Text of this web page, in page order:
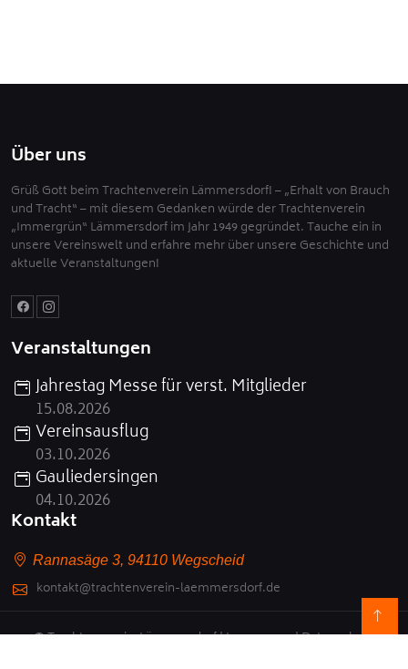
Über uns
Grüß Gott beim Trachtenverein Lämmersdorf! – „Erhalt von Brauch
und Tracht“ – mit diesem Gedanken würde der Trachtenverein
„Immergrün“ Lämmersdorf im Jahr 1949 gegründet. Tauche ein in
unsere Vereinswelt und erfahre mehr über unsere Geschichte und
aktuelle Veranstaltungen!
Veranstaltungen
Jahrestag Messe für verst. Mitglieder
15.08.2026
Vereinsausflug
03.10.2026
Gauliedersingen
04.10.2026
Kontakt
Rannasäge 3, 94110 Wegscheid
kontakt@trachtenverein-laemmersdorf.de
© Trachtenverein-Lämmersdorf |Impressum|Datenschutz